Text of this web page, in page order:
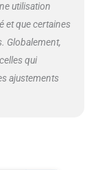
utilisation
et que certaines
Globalement,
qui
ajustements